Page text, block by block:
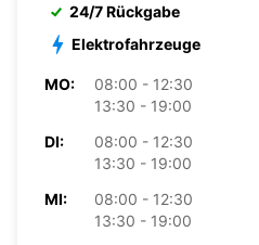
24/7 Rückgabe
Elektrofahrzeuge
MO:
08:00 - 12:30
13:30 - 19:00
DI:
08:00 - 12:30
13:30 - 19:00
MI:
08:00 - 12:30
13:30 - 19:00